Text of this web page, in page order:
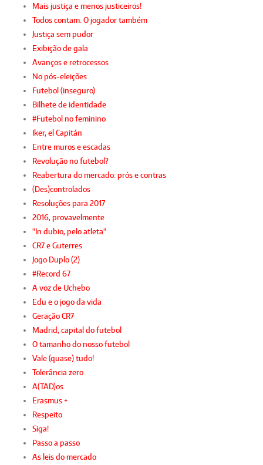
Mais justiça e menos justiceiros!
Todos contam. O jogador também
Justiça sem pudor
Exibição de gala
Avanços e retrocessos
No pós-eleições
Futebol (inseguro)
Bilhete de identidade
#Futebol no feminino
Iker, el Capitán
Entre muros e escadas
Revolução no futebol?
Reabertura do mercado: prós e contras
(Des)controlados
Resoluções para 2017
2016, provavelmente
"In dubio, pelo atleta"
CR7 e Guterres
Jogo Duplo (2)
#Record 67
A voz de Uchebo
Edu e o jogo da vida
Geração CR7
Madrid, capital do futebol
O tamanho do nosso futebol
Vale (quase) tudo!
Tolerância zero
A(TAD)os
Erasmus +
Respeito
Siga!
Passo a passo
As leis do mercado